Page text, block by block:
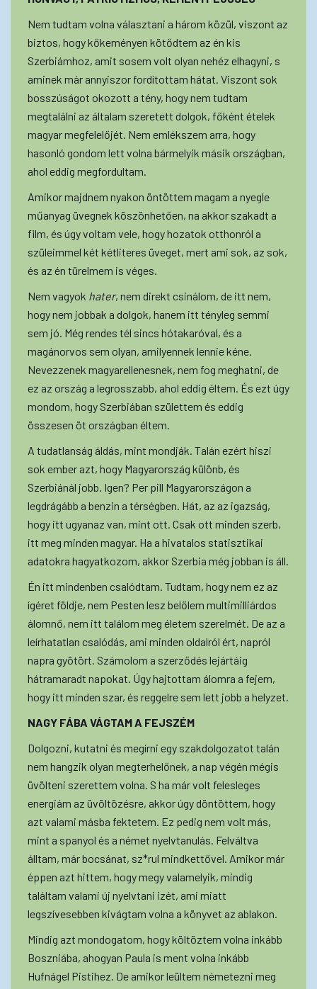
Nem tudtam volna választani a három közül, viszont az
biztos, hogy kőkeményen kötődtem az én kis
Szerbiámhoz, amit sosem volt olyan nehéz elhagyni, s
aminek már annyiszor fordítottam hátat. Viszont sok
bosszúságot okozott a tény, hogy nem tudtam
megtalálni az általam szeretett dolgok, főként ételek
magyar megfelelőjét. Nem emlékszem arra, hogy
hasonló gondom lett volna bármelyik másik országban,
ahol eddig megfordultam.
Amikor majdnem nyakon öntöttem magam a nyegle
műanyag üvegnek köszönhetően, na akkor szakadt a
film, és úgy voltam vele, hogy hozatok otthonról a
szüleimmel két kétliteres üveget, mert ami sok, az sok,
és az én türelmem is véges.
Nem vagyok hater, nem direkt csinálom, de itt nem,
hogy nem jobbak a dolgok, hanem itt tényleg semmi
sem jó. Még rendes tél sincs hótakaróval, és a
magánorvos sem olyan, amilyennek lennie kéne.
Nevezzenek magyarellenesnek, nem fog meghatni, de
ez az ország a legrosszabb, ahol eddig éltem. És ezt úgy
mondom, hogy Szerbiában születtem és eddig
összesen öt országban éltem.
A tudatlanság áldás, mint mondják. Talán ezért hiszi
sok ember azt, hogy Magyarország különb, és
Szerbiánál jobb. Igen? Per pill Magyarországon a
legdrágább a benzin a térségben. Hát, az az igazság,
hogy itt ugyanaz van, mint ott. Csak ott minden szerb,
itt meg minden magyar. Ha a hivatalos statisztikai
adatokra hagyatkozom, akkor Szerbia még jobban is áll.
Én itt mindenben csalódtam. Tudtam, hogy nem ez az
ígéret földje, nem Pesten lesz belőlem multimilliárdos
álomnő, nem itt találom meg életem szerelmét. De az a
leírhatatlan csalódás, ami minden oldalról ért, napról
napra gyötört. Számolom a szerződés lejártáig
hátramaradt napokat. Úgy hajtottam álomra a fejem,
hogy itt minden szar, és reggelre sem lett jobb a helyzet.
NAGY FÁBA VÁGTAM A FEJSZÉM
Dolgozni, kutatni és megírni egy szakdolgozatot talán
nem hangzik olyan megterhelőnek, a nap végén mégis
üvölteni szerettem volna. S ha már volt felesleges
energiám az üvöltözésre, akkor úgy döntöttem, hogy
azt valami másba fektetem. Ez pedig nem volt más,
mint a spanyol és a német nyelvtanulás. Felváltva
álltam, már bocsánat, sz*rul mindkettővel. Amikor már
éppen azt hittem, hogy megy valamelyik, mindig
találtam valami új nyelvtani izét, ami miatt
legszívesebben kivágtam volna a könyvet az ablakon.
Mindig azt mondogatom, hogy költöztem volna inkább
Boszniába, ahogyan Paula is ment volna inkább
Hufnágel Pistihez. De amikor leültem németezni meg